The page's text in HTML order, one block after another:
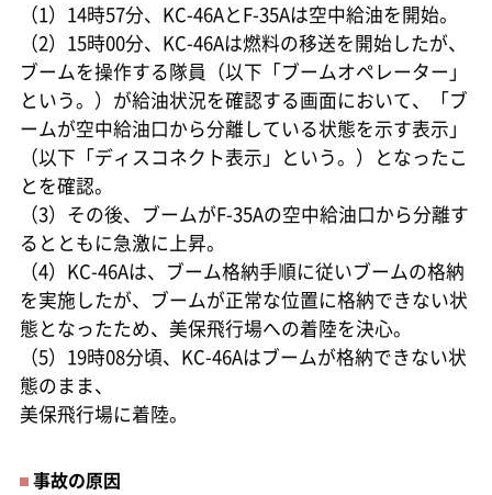
（1）14時57分、KC-46AとF-35Aは空中給油を開始。
（2）15時00分、KC-46Aは燃料の移送を開始したが、
ブームを操作する隊員（以下「ブームオペレーター」
という。）が給油状況を確認する画面において、「ブ
ームが空中給油口から分離している状態を示す表示」
（以下「ディスコネクト表示」という。）となったこ
とを確認。
（3）その後、ブームがF-35Aの空中給油口から分離す
るとともに急激に上昇。
（4）KC-46Aは、ブーム格納手順に従いブームの格納
を実施したが、ブームが正常な位置に格納できない状
態となったため、美保飛行場への着陸を決心。
（5）19時08分頃、KC-46Aはブームが格納できない状
態のまま、
美保飛行場に着陸。
事故の原因